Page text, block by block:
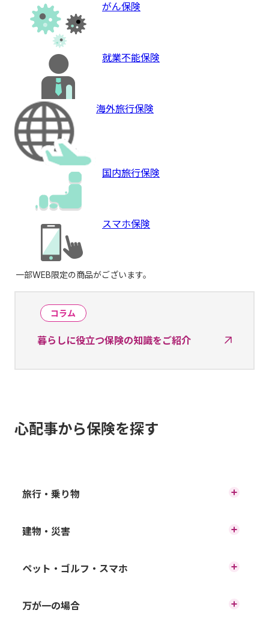
がん保険
就業不能保険
海外旅行保険
国内旅行保険
スマホ保険
一部WEB限定の商品がございます。
コラム
暮らしに役立つ保険の知識をご紹介
心配事から保険を探す
旅行・乗り物
海外旅行でのトラブル
国内旅行でのトラブル
自転車での事故
建物・災害
火災による被害
地震による被害
ペット・ゴルフ・スマホ
ペットの病気・ケガ
万が一の場合